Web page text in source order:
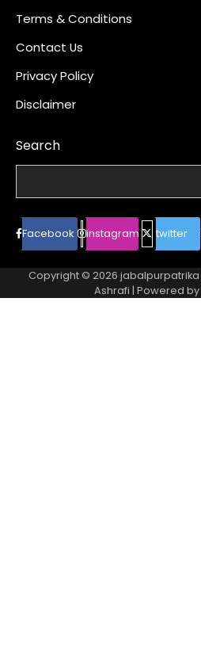
Terms & Conditions
Contact Us
Privacy Policy
Disclaimer
Search
Facebook instagram twitter
Copyright © 2026 jabalpurpatrika
Ashrafi | Powered by